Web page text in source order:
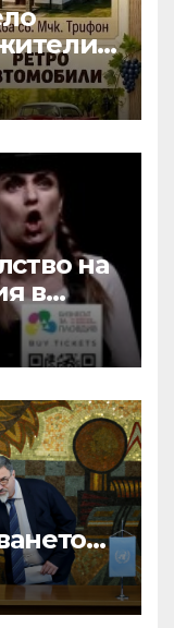
на
в
екипа
на